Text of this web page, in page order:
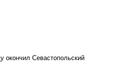
окончил Севастопольский